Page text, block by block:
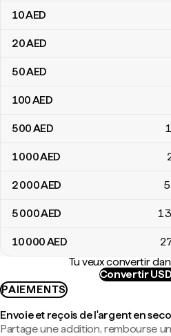
10AED
20AED
50AED
100AED
500AED
1 000AED
2 000AED
5 000AED 1
10 000AED 2
Tu veux convertir
Convertir
PAIEMENTS
Envoie et reçois de l'argent en
Partage une addition, rembourse